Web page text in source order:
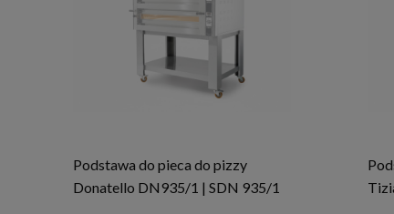
Podstawa do pieca do pizzy
Donatello DN935/1 | SDN 935/1